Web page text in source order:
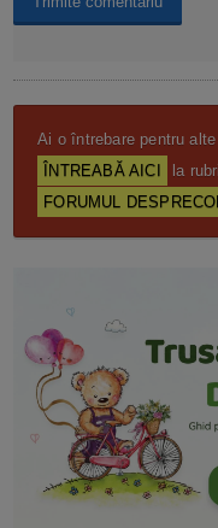
Ai o întrebare pentru
ÎNTREABĂ AICI
la
FORUMUL